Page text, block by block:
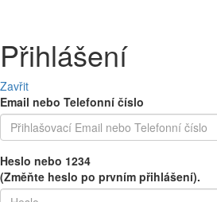
Přihlášení
Zavřit
Email nebo Telefonní číslo
Heslo nebo 1234
(Změňte heslo po prvním přihlášení).